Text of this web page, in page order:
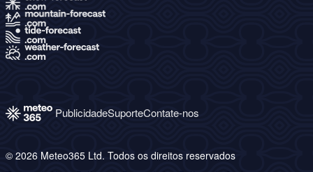
PublicidadeSuporteContate-nos
© 2026 Meteo365 Ltd. Todos os direitos reservados